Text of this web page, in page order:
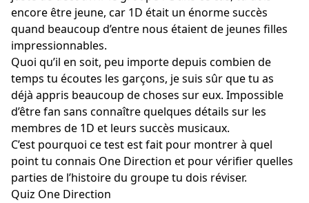
encore être jeune, car 1D était un énorme succès
quand beaucoup d’entre nous étaient de jeunes filles
impressionnables.
Quoi qu’il en soit, peu importe depuis combien de
temps tu écoutes les garçons, je suis sûr que tu as
déjà appris beaucoup de choses sur eux. Impossible
d’être fan sans connaître quelques détails sur les
membres de 1D et leurs succès musicaux.
C’est pourquoi ce test est fait pour montrer à quel
point tu connais One Direction et pour vérifier quelles
parties de l’histoire du groupe tu dois réviser.
Quiz One Direction